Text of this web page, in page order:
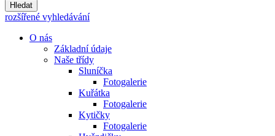
Hledat
rozšířené vyhledávání
O nás
Základní údaje
Naše třídy
Sluníčka
Fotogalerie
Kuřátka
Fotogalerie
Kytičky
Fotogalerie